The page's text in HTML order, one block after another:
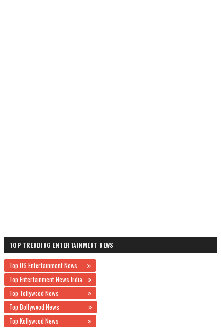
TOP TRENDING ENTERTAINMENT NEWS
Top US Entertainment News
Top Entertainment News India
Top Tollywood News
Top Bollywood News
Top Kollywood News